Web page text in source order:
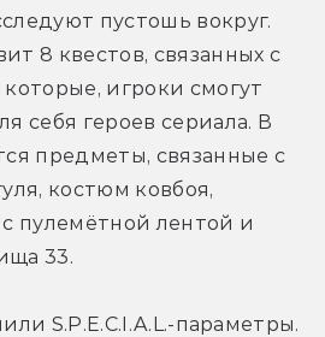
пустошь вокруг.
8 квестов, связанных с
игроки смогут
себя героев сериала. В
предметы, связанные с
костюм ковбоя,
пулемётной лентой и
33.
S.P.E.C.I.A.L.-параметры.